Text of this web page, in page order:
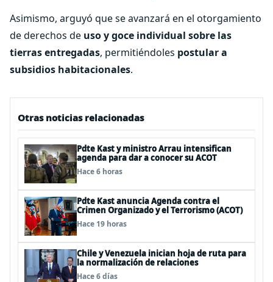
Asimismo, arguyó que se avanzará en el otorgamiento
de derechos de uso y goce individual sobre las
tierras entregadas, permitiéndoles postular a
subsidios habitacionales.
Otras noticias relacionadas
Pdte Kast y ministro Arrau intensifican
agenda para dar a conocer su ACOT
Hace 6 horas
Pdte Kast anuncia Agenda contra el
Crimen Organizado y el Terrorismo (ACOT)
Hace 19 horas
Chile y Venezuela inician hoja de ruta para
la normalización de relaciones
Hace 6 días